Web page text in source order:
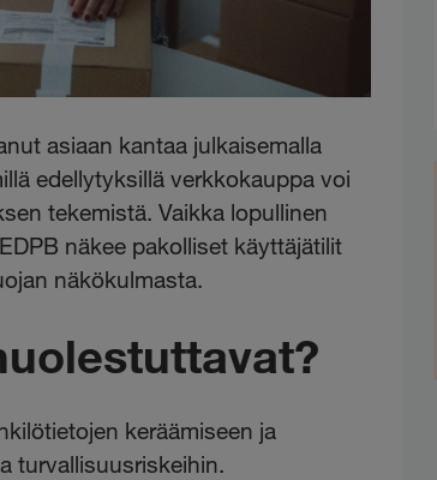
asiaan kantaa julkaisemalla
edellytyksillä verkkokauppa voi
tekemistä. Vaikka lopullinen
näkee pakolliset käyttäjätilit
näkökulmasta.
keräämiseen ja
turvallisuusriskeihin.